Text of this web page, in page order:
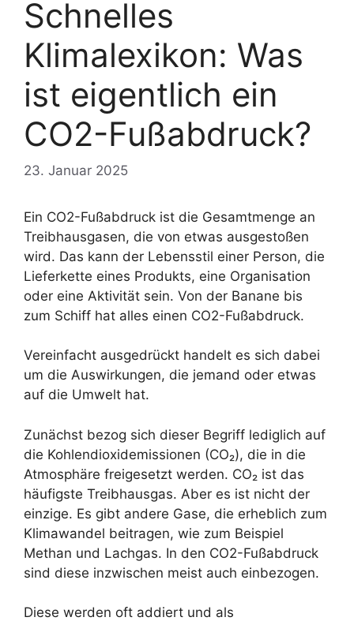
Schnelles
Klimalexikon: Was
ist eigentlich ein
CO2-Fußabdruck?
23. Januar 2025
Ein CO2-Fußabdruck ist die Gesamtmenge an
Treibhausgasen, die von etwas ausgestoßen
wird. Das kann der Lebensstil einer Person, die
Lieferkette eines Produkts, eine Organisation
oder eine Aktivität sein. Von der Banane bis
zum Schiff hat alles einen CO2-Fußabdruck.
Vereinfacht ausgedrückt handelt es sich dabei
um die Auswirkungen, die jemand oder etwas
auf die Umwelt hat.
Zunächst bezog sich dieser Begriff lediglich auf
die Kohlendioxidemissionen (CO₂), die in die
Atmosphäre freigesetzt werden. CO₂ ist das
häufigste Treibhausgas. Aber es ist nicht der
einzige. Es gibt andere Gase, die erheblich zum
Klimawandel beitragen, wie zum Beispiel
Methan und Lachgas. In den CO2-Fußabdruck
sind diese inzwischen meist auch einbezogen.
Diese werden oft addiert und als